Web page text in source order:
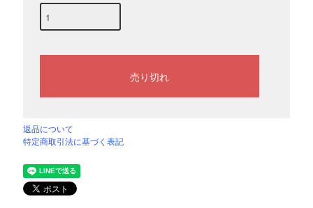
返品について
特定商取引法に基づく表記